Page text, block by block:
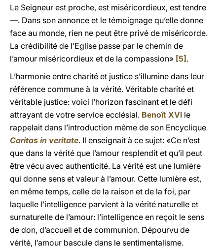
Le Seigneur est proche, est miséricordieux, est tendre
—. Dans son annonce et le témoignage qu’elle donne
face au monde, rien ne peut être privé de miséricorde.
La crédibilité de l’Eglise passe par le chemin de
l’amour miséricordieux et de la compassion» [5] .
L’harmonie entre charité et justice s’illumine dans leur
référence commune à la vérité. Véritable charité et
véritable justice: voici l’horizon fascinant et le défi
attrayant de votre service ecclésial. Benoît XVI le
rappelait dans l’introduction même de son Encyclique
Caritas in veritate. Il enseignait à ce sujet: «Ce n’est
que dans la vérité que l’amour resplendit et qu’il peut
être vécu avec authenticité. La vérité est une lumière
qui donne sens et valeur à l’amour. Cette lumière est,
en même temps, celle de la raison et de la foi, par
laquelle l’intelligence parvient à la vérité naturelle et
surnaturelle de l’amour: l’intelligence en reçoit le sens
de don, d’accueil et de communion. Dépourvu de
vérité, l’amour bascule dans le sentimentalisme.